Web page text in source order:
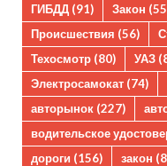
ГИБДД (91) Закон
Происшествия (56)
Техосмотр (80) УАЗ
Электросамокат (74)
авторынок (227)
водительское
дороги (156) закон